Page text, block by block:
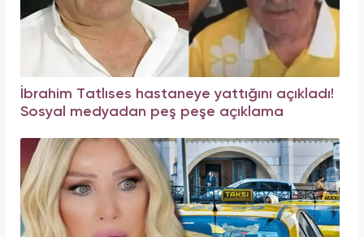
İbrahim Tatlıses hastaneye yattığını açıkladı!
Sosyal medyadan peş peşe açıklama